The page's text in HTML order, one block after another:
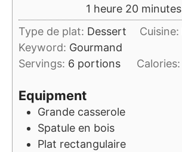
1 heure
heure 20minutes
minutes
Type de plat: Dessert Cuisine:
Keyword: Gourmand
Servings: 6 portions Calories:
Equipment
Grande casserole
Spatule en bois
Plat rectangulaire